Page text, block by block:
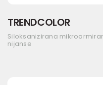
TRENDCOLOR
Siloksanizirana
nijanse